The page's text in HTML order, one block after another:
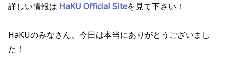
詳しい情報は HaKU Official Siteを見て下さい！
HaKUのみなさん、今日は本当にありがとうございまし
た！